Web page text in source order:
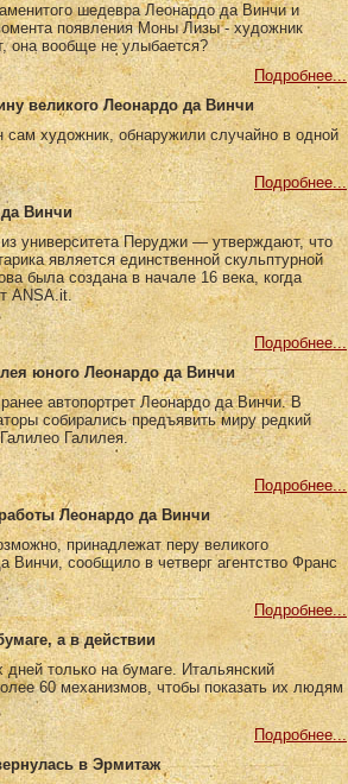
шедевра Леонардо да Винчи и
появления Моны Лизы - художник
она вообще не улыбается?
Подробнее...
великого Леонардо да Винчи
сам художник, обнаружили случайно в одной
Подробнее...
да Винчи
университета Перуджи — утверждают, что
является единственной скульптурной
была создана в начале 16 века, когда
ANSA.it.
Подробнее...
юного Леонардо да Винчи
автопортрет Леонардо да Винчи. В
собирались предъявить миру редкий
Галилея.
Подробнее...
Леонардо да Винчи
принадлежат перу великого
Винчи, сообщило в четверг агентство Франс
Подробнее...
а в действии
только на бумаге. Итальянский
60 механизмов, чтобы показать их людям
Подробнее...
в Эрмитаж